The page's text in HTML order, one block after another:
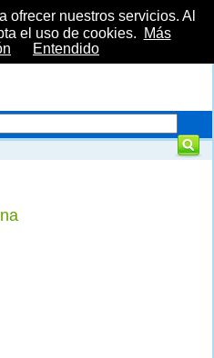
ofrecer nuestros servicios. Al
el uso de cookies.
Más
Entendido